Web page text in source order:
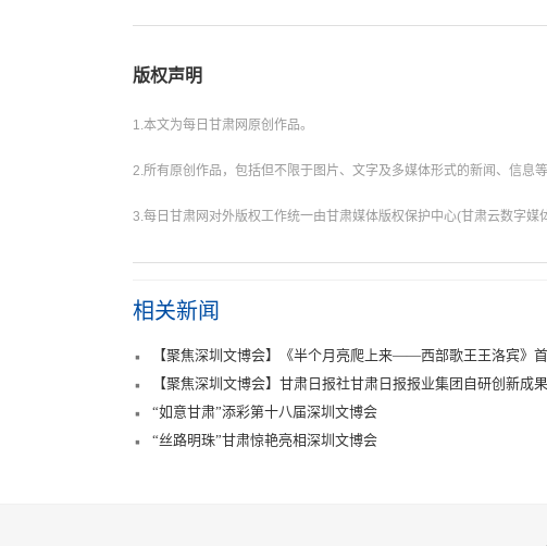
版权声明
1.本文为每日甘肃网原创作品。
2.所有原创作品，包括但不限于图片、文字及多媒体形式的新闻、信息
3.每日甘肃网对外版权工作统一由甘肃媒体版权保护中心(甘肃云数字
相关新闻
【聚焦深圳文博会】《半个月亮爬上来——西部歌王王洛宾》
【聚焦深圳文博会】甘肃日报社甘肃日报报业集团自研创新成
“如意甘肃”添彩第十八届深圳文博会
“丝路明珠”甘肃惊艳亮相深圳文博会